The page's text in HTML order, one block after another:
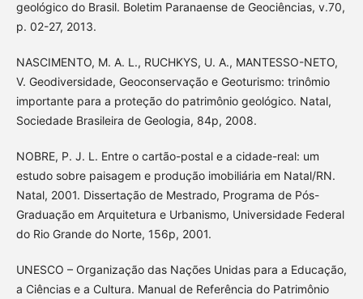
geológico do Brasil. Boletim Paranaense de Geociências, v.70,
p. 02-27, 2013.
NASCIMENTO, M. A. L., RUCHKYS, U. A., MANTESSO-NETO,
V. Geodiversidade, Geoconservação e Geoturismo: trinômio
importante para a proteção do patrimônio geológico. Natal,
Sociedade Brasileira de Geologia, 84p, 2008.
NOBRE, P. J. L. Entre o cartão-postal e a cidade-real: um
estudo sobre paisagem e produção imobiliária em Natal/RN.
Natal, 2001. Dissertação de Mestrado, Programa de Pós-
Graduação em Arquitetura e Urbanismo, Universidade Federal
do Rio Grande do Norte, 156p, 2001.
UNESCO – Organização das Nações Unidas para a Educação,
a Ciências e a Cultura. Manual de Referência do Patrimônio